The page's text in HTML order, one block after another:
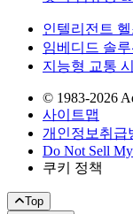
인텔리전트
임베디드 솔
지능형 교통
© 1983-2026
사이트맵
개인정보취급
Do Not Sell
쿠키 정책
Top